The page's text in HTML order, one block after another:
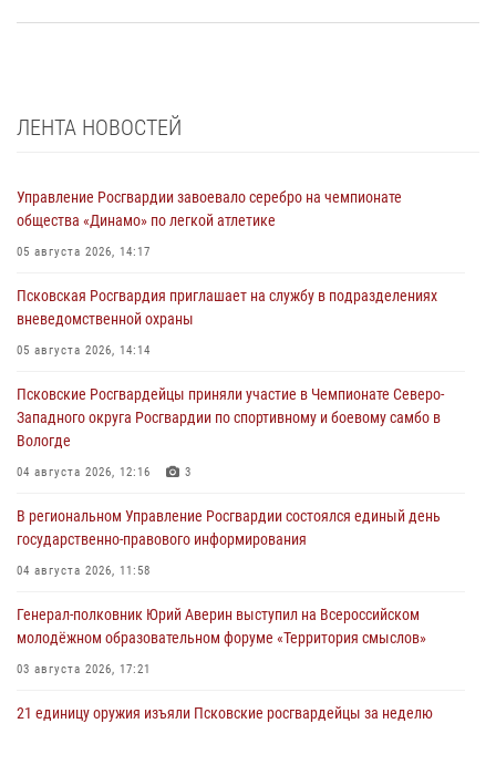
ЛЕНТА НОВОСТЕЙ
Управление Росгвардии завоевало серебро на чемпионате
общества «Динамо» по легкой атлетике
05 августа 2026, 14:17
Псковская Росгвардия приглашает на службу в подразделениях
вневедомственной охраны
05 августа 2026, 14:14
Псковские Росгвардейцы приняли участие в Чемпионате Северо-
Западного округа Росгвардии по спортивному и боевому самбо в
Вологде
04 августа 2026, 12:16 3
В региональном Управление Росгвардии состоялся единый день
государственно-правового информирования
04 августа 2026, 11:58
Генерал-полковник Юрий Аверин выступил на Всероссийском
молодёжном образовательном форуме «Территория смыслов»
03 августа 2026, 17:21
21 единицу оружия изъяли Псковские росгвардейцы за неделю